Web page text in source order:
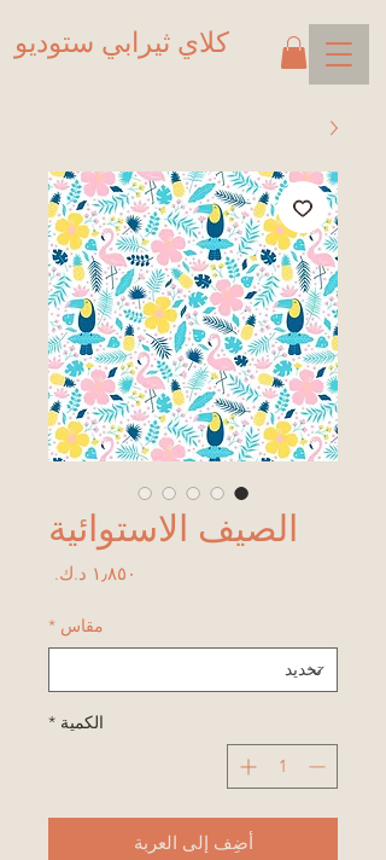
كلاي ثيرابي ستوديو
الصيف الاستوائية
مقاس *
الكمية *
أضِف إلى العربة